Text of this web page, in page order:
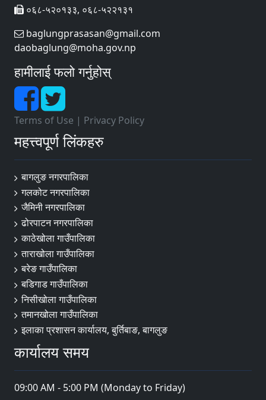
०६८-५२०१३३, ०६८-५२२१३१
baglungprasasan@gmail.com
daobaglung@moha.gov.np
हामीलाई फलो गर्नुहोस्
Terms of Use | Privacy Policy
महत्त्वपूर्ण लिंकहरु
बागलुङ नगरपालिका
गलकोट नगरपालिका
जैमिनी नगरपालिका
ढोरपाटन नगरपालिका
काठेखोला गाउँपालिका
ताराखोला गाउँपालिका
बरेङ गाउँपालिका
बडिगाड गाउँपालिका
निसीखोला गाउँपालिका
तमानखोला गाउँपालिका
इलाका प्रशासन कार्यालय, बुर्तिबाङ, बागलुङ
कार्यालय समय
09:00 AM - 5:00 PM (Monday to Friday)